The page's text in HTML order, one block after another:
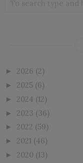
► 2026 (2)
► 2025 (6)
► 2024 (12)
► 2023 (36)
► 2022 (59)
► 2021 (46)
► 2020 (13)